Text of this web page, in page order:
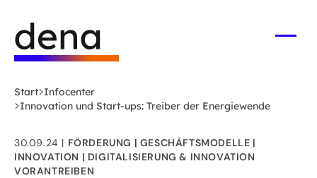
Hauptinhalt
springen
Deutsche
Energie-
Agentur
-
Startseite
Start Infocenter
Innovation und Start-ups: Treiber der Energiewende
30.09.24 FÖRDERUNG
GESCHÄFTSMODELLE
INNOVATION
DIGITALISIERUNG & INNOVATION
VORANTREIBEN